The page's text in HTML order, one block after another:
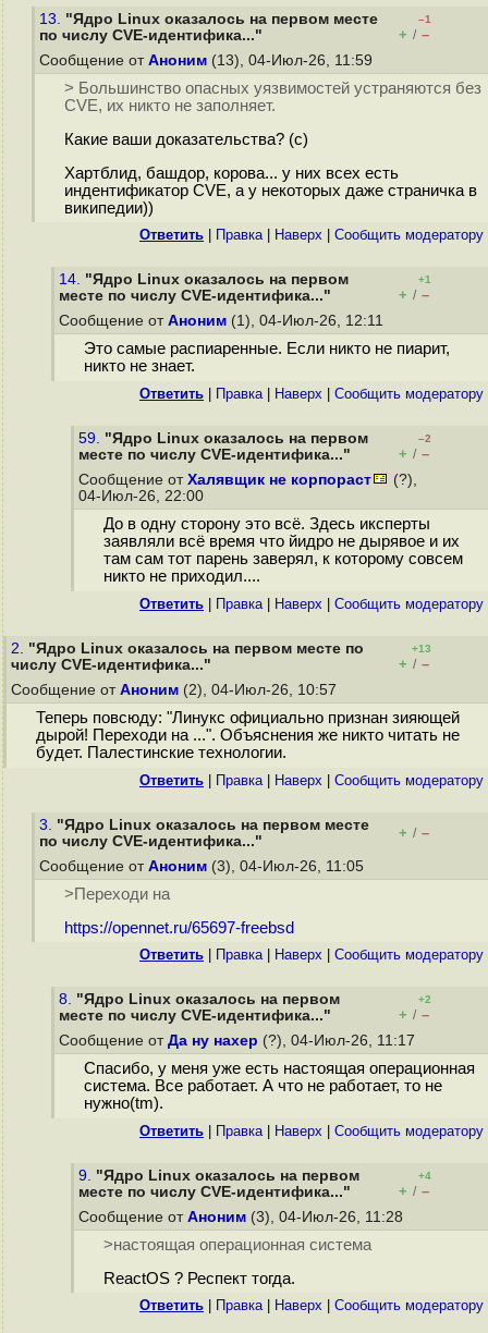
13. "Ядро Linux оказалось на первом месте
по числу CVE-идентифика..."
–1
+ / –
Сообщение от Аноним (13), 04-Июл-26, 11:59
> Большинство опасных уязвимостей устраняются без
CVE, их никто не заполняет.
Какие ваши доказательства? (с)
Хартблид, башдор, корова... у них всех есть
индентификатор CVE, а у некоторых даже страничка в
википедии))
Ответить Правка| Наверх Cообщить модератору
14. "Ядро Linux оказалось на первом
месте по числу CVE-идентифика..."
+1
+ / –
Сообщение от Аноним (1), 04-Июл-26, 12:11
Это самые распиаренные. Если никто не пиарит,
никто не знает.
Ответить Правка| Наверх Cообщить модератору
59. "Ядро Linux оказалось на первом
месте по числу CVE-идентифика..."
–2
+ / –
Сообщение от Халявщик не корпораст
(?),
04-Июл-26, 22:00
До в одну сторону это всё. Здесь иксперты
заявляли всё время что йидро не дырявое и их
там сам тот парень заверял, к которому совсем
никто не приходил....
Ответить Правка| Наверх Cообщить модератору
2. "Ядро Linux оказалось на первом месте по
числу CVE-идентифика..."
+13
+ / –
Сообщение от Аноним (2), 04-Июл-26, 10:57
Теперь повсюду: "Линукс официально признан зияющей
дырой! Переходи на ...". Объяснения же никто читать не
будет. Палестинские технологии.
Ответить Правка| Наверх Cообщить модератору
3. "Ядро Linux оказалось на первом месте
по числу CVE-идентифика..."
+ / –
Сообщение от Аноним (3), 04-Июл-26, 11:05
>Переходи на
https://opennet.ru/65697-freebsd
Ответить Правка| Наверх Cообщить модератору
8. "Ядро Linux оказалось на первом
месте по числу CVE-идентифика..."
+2
+ / –
Сообщение от Да ну нахер (?), 04-Июл-26, 11:17
Спасибо, у меня уже есть настоящая операционная
система. Все работает. А что не работает, то не
нужно(tm).
Ответить Правка| Наверх Cообщить модератору
9. "Ядро Linux оказалось на первом
месте по числу CVE-идентифика..."
+4
+ / –
Сообщение от Аноним (3), 04-Июл-26, 11:28
>настоящая операционная система
ReactOS ? Респект тогда.
Ответить Правка| Наверх Cообщить модератору